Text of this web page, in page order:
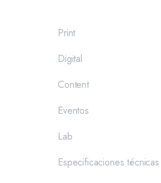
Print
Digital
Content
Eventos
Lab
Especificaciones técnicas